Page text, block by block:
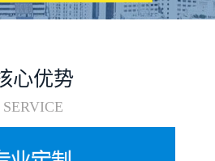
心优势
SERVICE